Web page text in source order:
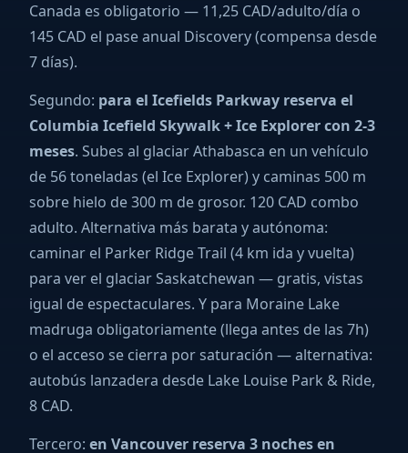
Canada es obligatorio — 11,25 CAD/adulto/día o
145 CAD el pase anual Discovery (compensa desde
7 días).
Segundo: para el Icefields Parkway reserva el
Columbia Icefield Skywalk + Ice Explorer con 2-3
meses. Subes al glaciar Athabasca en un vehículo
de 56 toneladas (el Ice Explorer) y caminas 500 m
sobre hielo de 300 m de grosor. 120 CAD combo
adulto. Alternativa más barata y autónoma:
caminar el Parker Ridge Trail (4 km ida y vuelta)
para ver el glaciar Saskatchewan — gratis, vistas
igual de espectaculares. Y para Moraine Lake
madruga obligatoriamente (llega antes de las 7h)
o el acceso se cierra por saturación — alternativa:
autobús lanzadera desde Lake Louise Park & Ride,
8 CAD.
Tercero: en Vancouver reserva 3 noches en